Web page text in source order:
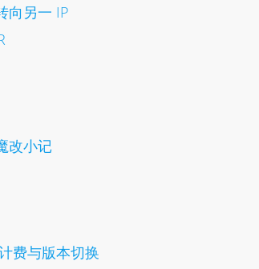
向另一 IP
改小记
费与版本切换